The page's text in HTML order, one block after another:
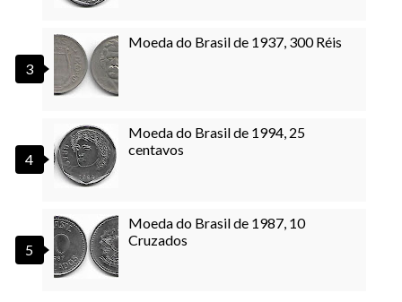
Moeda do Brasil de 1937, 300 Réis
Moeda do Brasil de 1994, 25
centavos
Moeda do Brasil de 1987, 10
Cruzados